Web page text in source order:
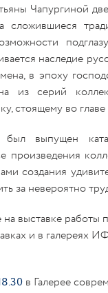
Чапургиной
сложившиеся
наследие
в эпоху
из серий
стоящему во
выпущен
создания
за невероятно
выставке
и в галереях
в Галерее